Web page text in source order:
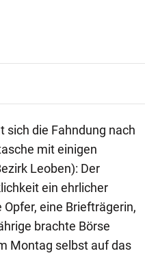
sich die Fahndung nach
mit einigen
Leoben): Der
ein ehrlicher
eine Briefträgerin,
brachte Börse
Montag selbst auf das